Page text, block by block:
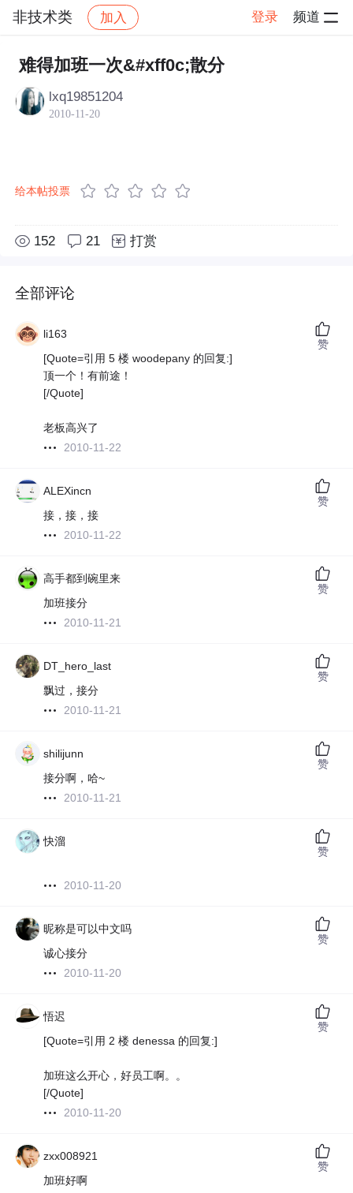
非技术类 加入 登录 频道
社区 非技术类 帖子详情
难得加班一次&#xff0c;散分
lxq19851204
2010-11-20
给本帖投票
152 21 打赏
全部评论
li163
[Quote=引用 5 楼 woodepany 的回复:]
顶一个！有前途！
[/Quote]
老板高兴了
2010-11-22
赞
ALEXincn
接，接，接
2010-11-22
赞
高手都到碗里来
加班接分
2010-11-21
赞
DT_hero_last
飘过，接分
2010-11-21
赞
shilijunn
接分啊，哈~
2010-11-21
赞
快溜
2010-11-20
赞
昵称是可以中文吗
诚心接分
2010-11-20
赞
悟迟
[Quote=引用 2 楼 denessa 的回复:]
加班这么开心，好员工啊。。
[/Quote]
2010-11-20
赞
zxx008921
加班好啊
赞